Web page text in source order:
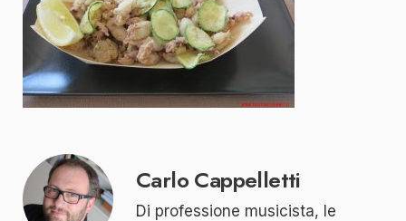
Carlo Cappelletti
Di professione musicista, le